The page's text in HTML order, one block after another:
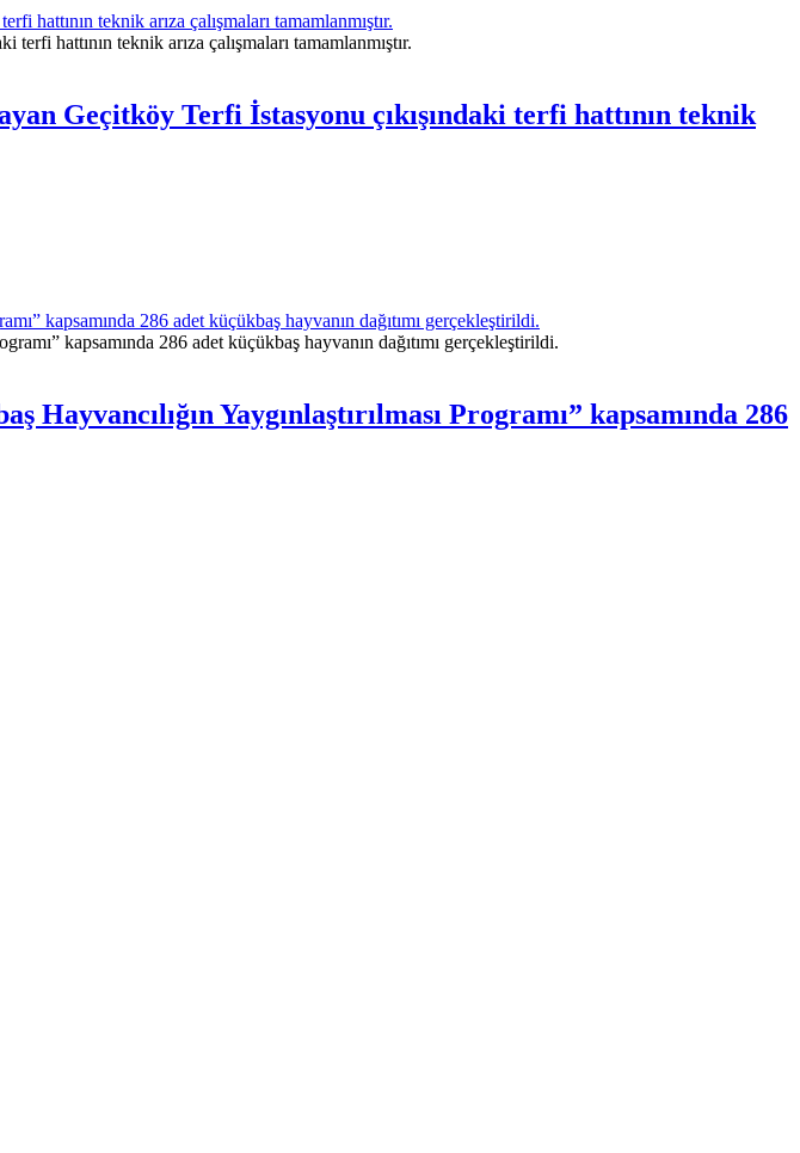
hattının teknik arıza çalışmaları tamamlanmıştır.
Geçitköy Terfi İstasyonu çıkışındaki terfi hattının teknik
kapsamında 286 adet küçükbaş hayvanın dağıtımı gerçekleştirildi.
Hayvancılığın Yaygınlaştırılması Programı” kapsamında 286